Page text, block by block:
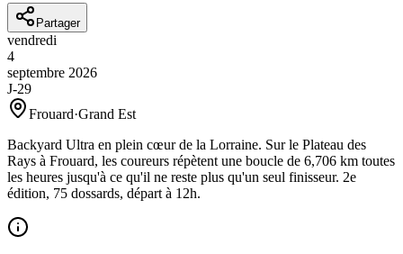
Partager
vendredi
4
septembre 2026
J-29
Frouard·Grand Est
Backyard Ultra en plein cœur de la Lorraine. Sur le Plateau des
Rays à Frouard, les coureurs répètent une boucle de 6,706 km toutes
les heures jusqu'à ce qu'il ne reste plus qu'un seul finisseur. 2e
édition, 75 dossards, départ à 12h.